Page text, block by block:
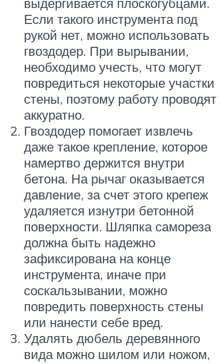
Если такого инструмента под
рукой нет, можно использовать
гвоздодер. При вырывании,
необходимо учесть, что могут
повредиться некоторые участки
стены, поэтому работу проводят
аккуратно.
Гвоздодер помогает извлечь
даже такое крепление, которое
намертво держится внутри
бетона. На рычаг оказывается
давление, за счет этого крепеж
удаляется изнутри бетонной
поверхности. Шляпка самореза
должна быть надежно
зафиксирована на конце
инструмента, иначе при
соскальзывании, можно
повредить поверхность стены
или нанести себе вред.
Удалять дюбель деревянного
вида можно шилом или ножом,